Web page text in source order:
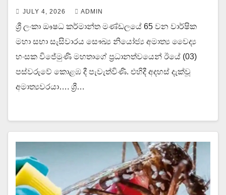
JULY 4, 2026 ADMIN
ශ්‍රී ලංකා ඖෂධ කර්මාන්ත මණ්ඩලයේ 65 වන වාර්ෂික
මහා සභා සැසිවාරය සෞඛ්‍ය නියෝජ්‍ය අමාත්‍ය වෛද්‍ය
හංසක විජේමුණි මහතාගේ ප්‍රධානත්වයෙන් ඊයේ (03)
පස්වරුවේ කොළඹ දී පැවැත්විණි. එහිදී අදහස් දැක්වූ
අමාත්‍යවරයා…. ශ්‍රී…